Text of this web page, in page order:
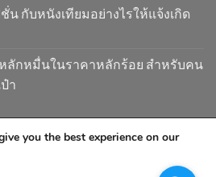
น กับหนังเทียมอย่างไรให้แจ้งเกิด
ลักหมื่นในราคาหลักร้อย สำหรับคน
า
. All condition is
policy, reserves the right to
you the best experience on our